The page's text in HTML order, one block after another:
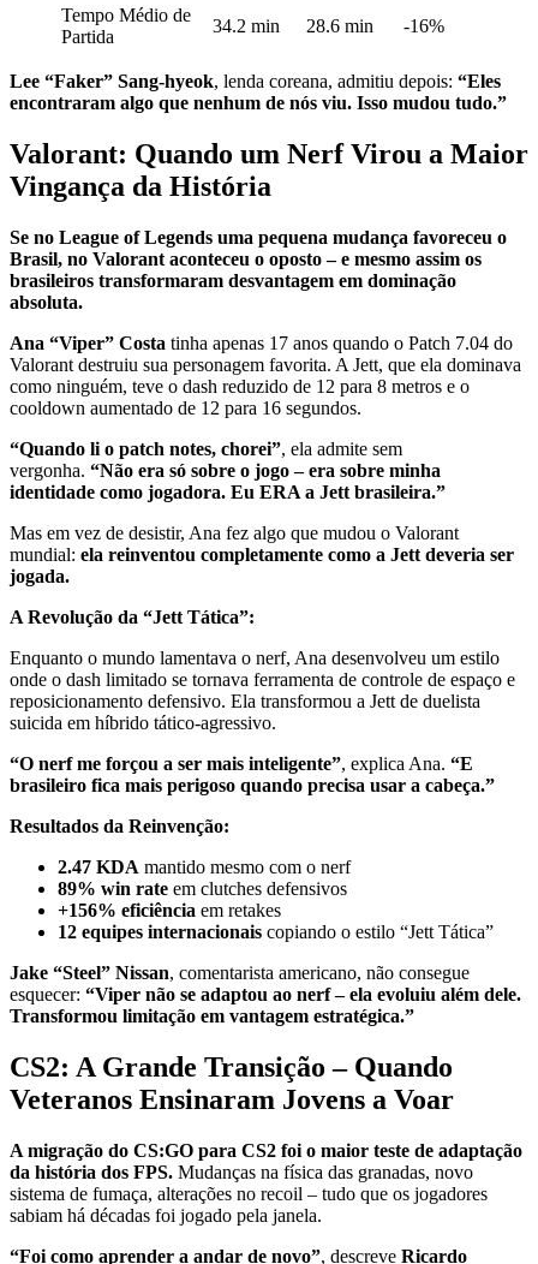
Tempo Médio de
Partida
34.2 min 28.6 min -16%
Lee “Faker” Sang-hyeok, lenda coreana, admitiu depois: “Eles
encontraram algo que nenhum de nós viu. Isso mudou tudo.”
Valorant: Quando um Nerf Virou a Maior
Vingança da História
Se no League of Legends uma pequena mudança favoreceu o
Brasil, no Valorant aconteceu o oposto – e mesmo assim os
brasileiros transformaram desvantagem em dominação
absoluta.
Ana “Viper” Costa tinha apenas 17 anos quando o Patch 7.04 do
Valorant destruiu sua personagem favorita. A Jett, que ela dominava
como ninguém, teve o dash reduzido de 12 para 8 metros e o
cooldown aumentado de 12 para 16 segundos.
“Quando li o patch notes, chorei”, ela admite sem
vergonha. “Não era só sobre o jogo – era sobre minha
identidade como jogadora. Eu ERA a Jett brasileira.”
Mas em vez de desistir, Ana fez algo que mudou o Valorant
mundial: ela reinventou completamente como a Jett deveria ser
jogada.
A Revolução da “Jett Tática”:
Enquanto o mundo lamentava o nerf, Ana desenvolveu um estilo
onde o dash limitado se tornava ferramenta de controle de espaço e
reposicionamento defensivo. Ela transformou a Jett de duelista
suicida em híbrido tático-agressivo.
“O nerf me forçou a ser mais inteligente”, explica Ana. “E
brasileiro fica mais perigoso quando precisa usar a cabeça.”
Resultados da Reinvenção:
2.47 KDA mantido mesmo com o nerf
89% win rate em clutches defensivos
+156% eficiência em retakes
12 equipes internacionais copiando o estilo “Jett Tática”
Jake “Steel” Nissan, comentarista americano, não consegue
esquecer: “Viper não se adaptou ao nerf – ela evoluiu além dele.
Transformou limitação em vantagem estratégica.”
CS2: A Grande Transição – Quando
Veteranos Ensinaram Jovens a Voar
A migração do CS:GO para CS2 foi o maior teste de adaptação
da história dos FPS. Mudanças na física das granadas, novo
sistema de fumaça, alterações no recoil – tudo que os jogadores
sabiam há décadas foi jogado pela janela.
“Foi como aprender a andar de novo”, descreve Ricardo